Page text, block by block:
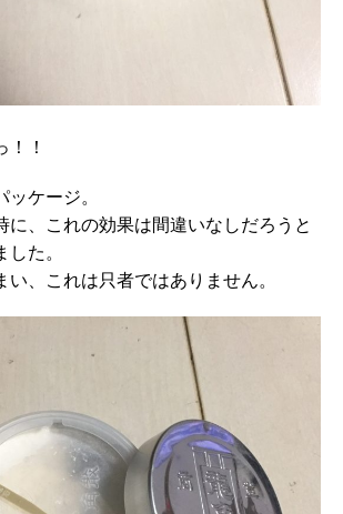
！！
ケージ。
に、これの効果は間違いなしだろうと
た。
、これは只者ではありません。